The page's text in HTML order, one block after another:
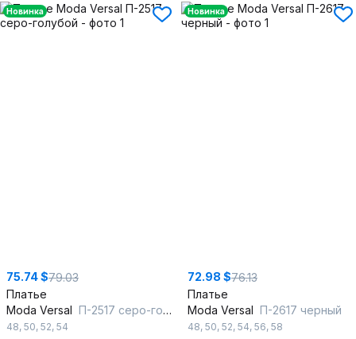
Новинка
75.74 $79.03
Платье
Moda Versal П-2517 серо-голубой
48, 50, 52, 54
Новинка
72.98 $76.13
Платье
Moda Versal П-2617 черный
48, 50, 52, 54, 56, 58